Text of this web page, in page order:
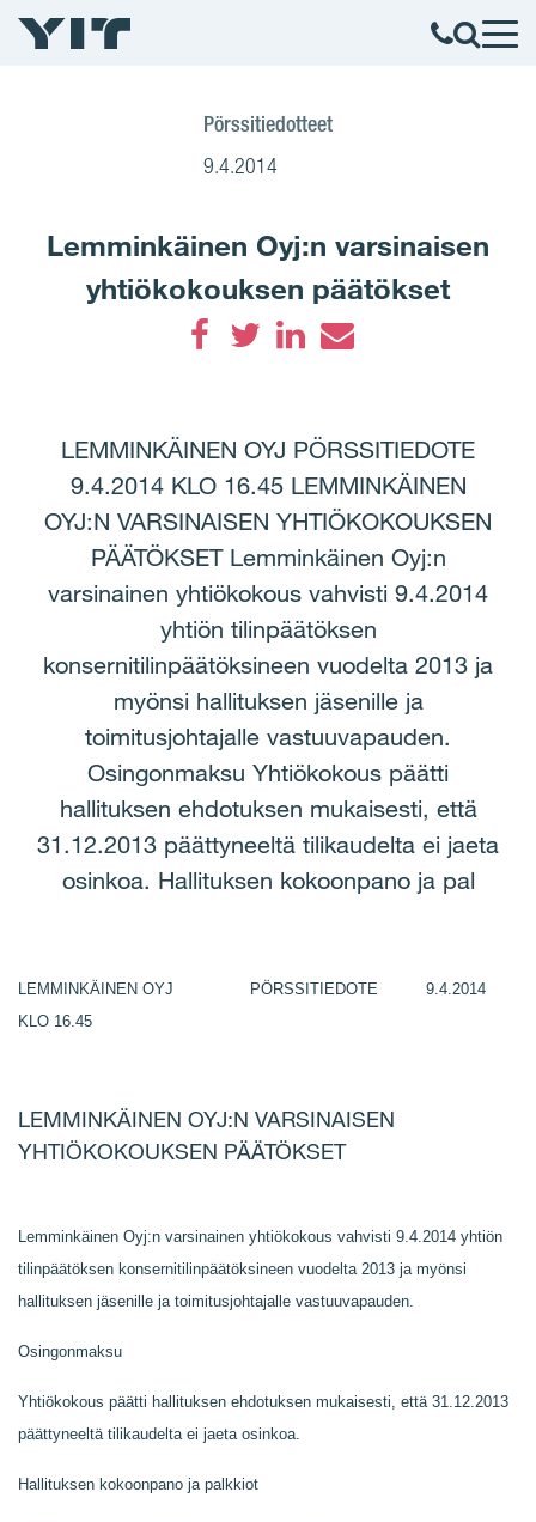
Pörssitiedotteet
9.4.2014
Lemminkäinen Oyj:n varsinaisen
yhtiökokouksen päätökset
LEMMINKÄINEN OYJ PÖRSSITIEDOTE
9.4.2014 KLO 16.45 LEMMINKÄINEN
OYJ:N VARSINAISEN YHTIÖKOKOUKSEN
PÄÄTÖKSET Lemminkäinen Oyj:n
varsinainen yhtiökokous vahvisti 9.4.2014
yhtiön tilinpäätöksen
konsernitilinpäätöksineen vuodelta 2013 ja
myönsi hallituksen jäsenille ja
toimitusjohtajalle vastuuvapauden.
Osingonmaksu Yhtiökokous päätti
hallituksen ehdotuksen mukaisesti, että
31.12.2013 päättyneeltä tilikaudelta ei jaeta
osinkoa. Hallituksen kokoonpano ja pal
LEMMINKÄINEN OYJ PÖRSSITIEDOTE 9.4.2014
KLO 16.45
LEMMINKÄINEN OYJ:N VARSINAISEN
YHTIÖKOKOUKSEN PÄÄTÖKSET
Lemminkäinen Oyj:n varsinainen yhtiökokous vahvisti 9.4.2014 yhtiön
tilinpäätöksen konsernitilinpäätöksineen vuodelta 2013 ja myönsi
hallituksen jäsenille ja toimitusjohtajalle vastuuvapauden.
Osingonmaksu
Yhtiökokous päätti hallituksen ehdotuksen mukaisesti, että 31.12.2013
päättyneeltä tilikaudelta ei jaeta osinkoa.
Hallituksen kokoonpano ja palkkiot